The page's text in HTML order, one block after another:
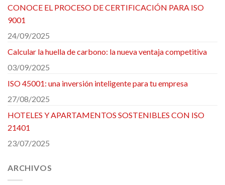
CONOCE EL PROCESO DE CERTIFICACIÓN PARA ISO
9001
24/09/2025
Calcular la huella de carbono: la nueva ventaja competitiva
03/09/2025
ISO 45001: una inversión inteligente para tu empresa
27/08/2025
HOTELES Y APARTAMENTOS SOSTENIBLES CON ISO
21401
23/07/2025
ARCHIVOS